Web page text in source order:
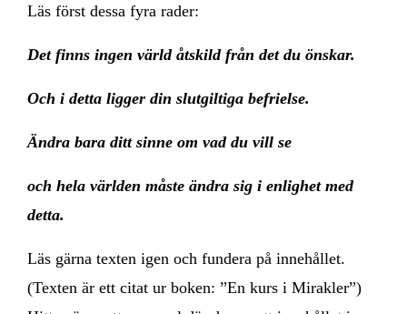
Läs först dessa fyra rader:
Det finns ingen värld åtskild från det du önskar.
Och i detta ligger din slutgiltiga befrielse.
Ändra bara ditt sinne om vad du vill se
och hela världen måste ändra sig i enlighet med
detta.
Läs gärna texten igen och fundera på innehållet.
(Texten är ett citat ur boken: ”En kurs i Mirakler”)